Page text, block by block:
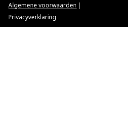
Algemene voorwaarden
Privacyverklaring